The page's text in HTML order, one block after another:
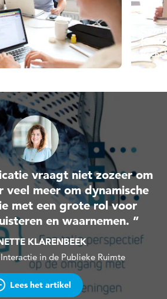
vraagt niet zozeer om
veel meer om dynamische
met een grote rol voor
en waarnemen. ”
KLARENBEEK
in de Publieke Ruimte
Lees het artikel